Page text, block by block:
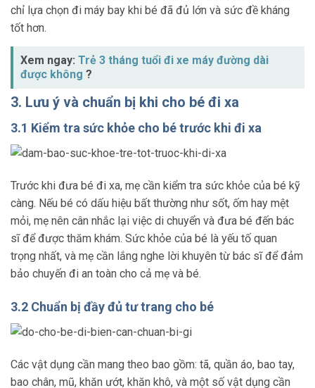
chỉ lựa chọn đi máy bay khi bé đã đủ lớn và sức đề kháng
tốt hơn.
Xem ngay: Trẻ 3 tháng tuổi đi xe máy đường dài
được không ?
3. Lưu ý và chuẩn bị khi cho bé đi xa
3.1 Kiểm tra sức khỏe cho bé trước khi đi xa
Trước khi đưa bé đi xa, mẹ cần kiểm tra sức khỏe của bé kỹ
càng. Nếu bé có dấu hiệu bất thường như sốt, ốm hay mệt
mỏi, mẹ nên cân nhắc lại việc di chuyển và đưa bé đến bác
sĩ để được thăm khám. Sức khỏe của bé là yếu tố quan
trọng nhất, và mẹ cần lắng nghe lời khuyên từ bác sĩ để đảm
bảo chuyến đi an toàn cho cả mẹ và bé.
3.2 Chuẩn bị đầy đủ tư trang cho bé
Các vật dụng cần mang theo bao gồm: tã, quần áo, bao tay,
bao chân, mũ, khăn ướt, khăn khô, và một số vật dụng cần